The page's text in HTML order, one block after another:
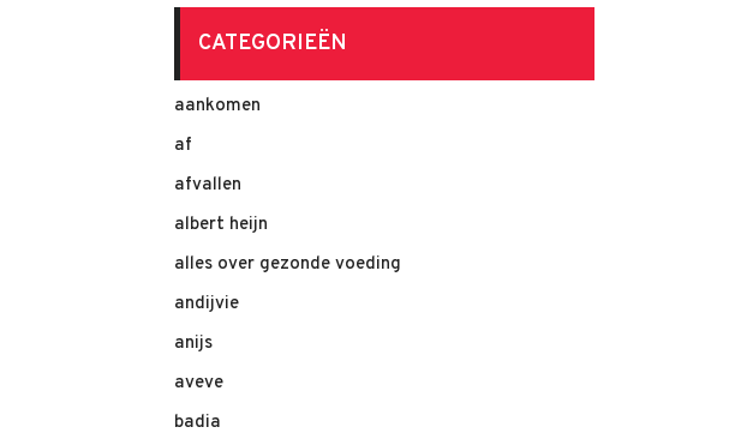
CATEGORIEËN
aankomen
af
afvallen
albert heijn
alles over gezonde voeding
andijvie
anijs
aveve
badia